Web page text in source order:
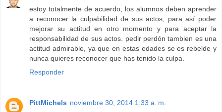
estoy totalmente de acuerdo, los alumnos deben aprender
a reconocer la culpabilidad de sus actos, para así poder
mejorar su actitud en otro momento y para aceptar la
responsabilidad de sus actos. pedir perdón tambien es una
actitud admirable, ya que en estas edades se es rebelde y
nunca quieres reconocer que has tenido la culpa.
Responder
PittMichels noviembre 30, 2014 1:33 a. m.